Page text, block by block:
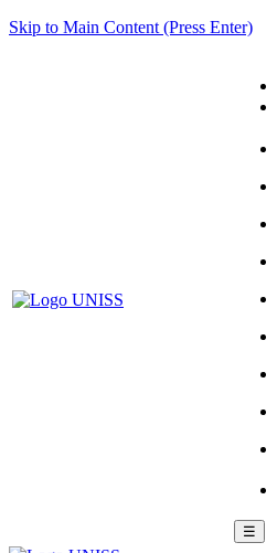
Skip to Main Content (Press Enter)
☰